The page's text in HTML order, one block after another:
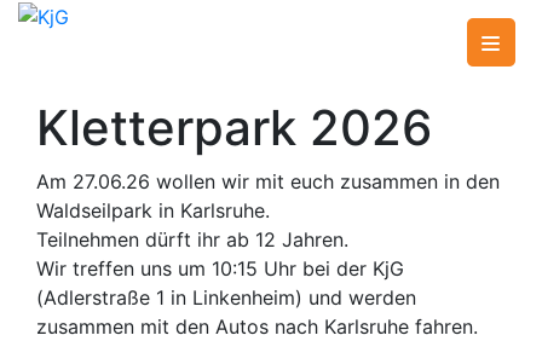
Skip
Kletterpark 2026
Am 27.06.26 wollen wir mit euch zusammen in den
Waldseilpark in Karlsruhe.
Teilnehmen dürft ihr ab 12 Jahren.
Wir treffen uns um 10:15 Uhr bei der KjG
(Adlerstraße 1 in Linkenheim) und werden
zusammen mit den Autos nach Karlsruhe fahren.